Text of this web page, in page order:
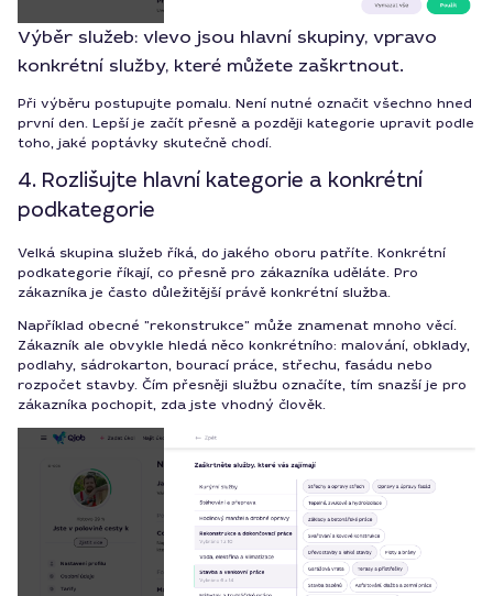
Výběr služeb: vlevo jsou hlavní skupiny, vpravo
konkrétní služby, které můžete zaškrtnout.
Při výběru postupujte pomalu. Není nutné označit všechno hned
první den. Lepší je začít přesně a později kategorie upravit podle
toho, jaké poptávky skutečně chodí.
4. Rozlišujte hlavní kategorie a konkrétní
podkategorie
Velká skupina služeb říká, do jakého oboru patříte. Konkrétní
podkategorie říkají, co přesně pro zákazníka uděláte. Pro
zákazníka je často důležitější právě konkrétní služba.
Například obecné "rekonstrukce" může znamenat mnoho věcí.
Zákazník ale obvykle hledá něco konkrétního: malování, obklady,
podlahy, sádrokarton, bourací práce, střechu, fasádu nebo
rozpočet stavby. Čím přesněji službu označíte, tím snazší je pro
zákazníka pochopit, zda jste vhodný člověk.